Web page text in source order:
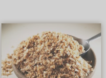
range:
€ 9.99
through
€ 74.93